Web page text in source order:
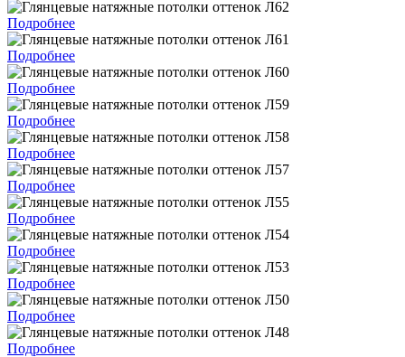
Подробнее
Подробнее
Подробнее
Подробнее
Подробнее
Подробнее
Подробнее
Подробнее
Подробнее
Подробнее
Подробнее